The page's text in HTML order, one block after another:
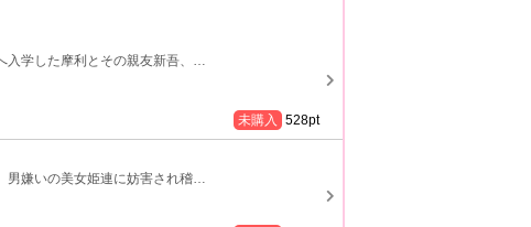
学した摩利とその親友新吾、 …
未購入 528pt
男嫌いの美女姫連に妨害され稽…